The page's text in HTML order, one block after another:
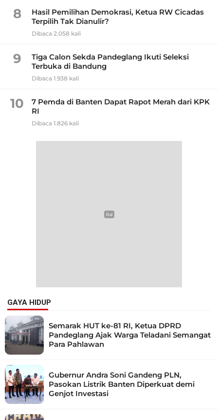
8
Hasil Pemilihan Demokrasi, Ketua RW Cicadas
Terpilih Tak Dianulir?
Dibaca 2.058 kali
9
Tiga Calon Sekda Pandeglang Ikuti Seleksi
Terbuka di Bandung
Dibaca 1.938 kali
10
7 Pemda di Banten Dapat Rapot Merah dari KPK
RI
Dibaca 1.826 kali
GAYA HIDUP
Semarak HUT ke-81 RI, Ketua DPRD
Pandeglang Ajak Warga Teladani Semangat
Para Pahlawan
Gubernur Andra Soni Gandeng PLN,
Pasokan Listrik Banten Diperkuat demi
Genjot Investasi